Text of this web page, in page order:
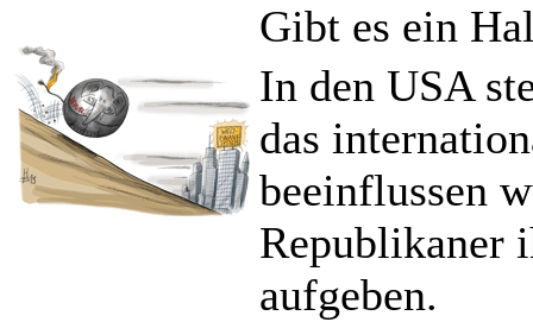
Gibt es ein
In den USA
das
beeinflussen
Republikaner
aufgeben.